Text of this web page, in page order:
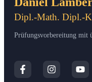
Dipl.-Math. Dipl.-
Prüfungsvorbereitung mit